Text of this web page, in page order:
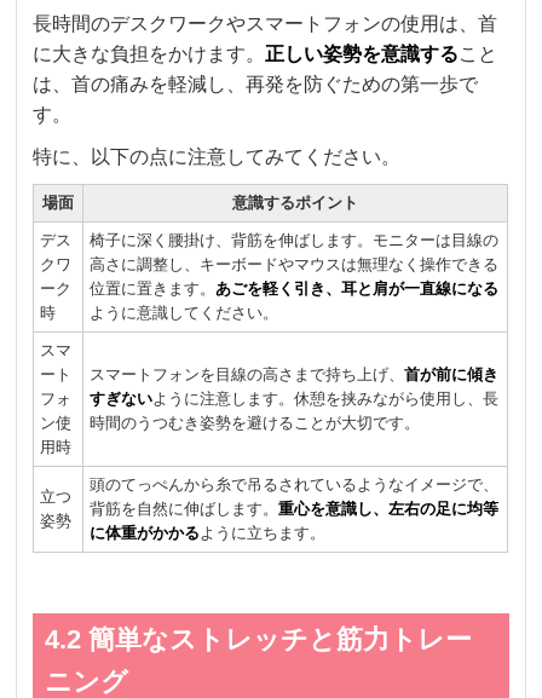
長時間のデスクワークやスマートフォンの使用は、首
に大きな負担をかけます。 正しい姿勢を意識すること
は、首の痛みを軽減し、再発を防ぐための第一歩で
す。
特に、以下の点に注意してみてください。
場面 意識するポイント
デス
クワ
ーク
時
椅子に深く腰掛け、背筋を伸ばします。モニターは目線の
高さに調整し、キーボードやマウスは無理なく操作できる
位置に置きます。 あごを軽く引き、耳と肩が一直線になる
ように意識してください。
スマ
ート
フォ
ン使
用時
スマートフォンを目線の高さまで持ち上げ、首が前に傾き
すぎないように注意します。休憩を挟みながら使用し、長
時間のうつむき姿勢を避けることが大切です。
立つ
姿勢
頭のてっぺんから糸で吊るされているようなイメージで、
背筋を自然に伸ばします。重心を意識し、左右の足に均等
に体重がかかる ように立ちます。
4.2 簡単なストレッチと筋力トレー
ニング